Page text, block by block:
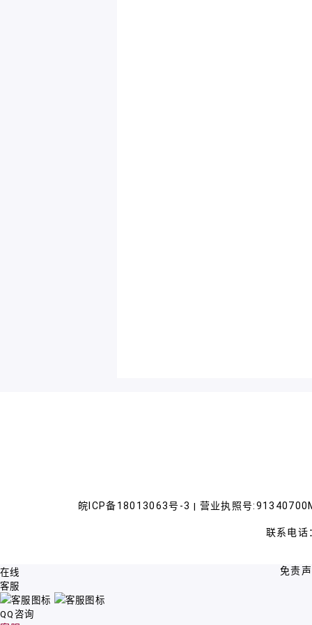
皖ICP备18013063号-3 | 营业执照号
联系电
免责
在线
客服
QQ咨询